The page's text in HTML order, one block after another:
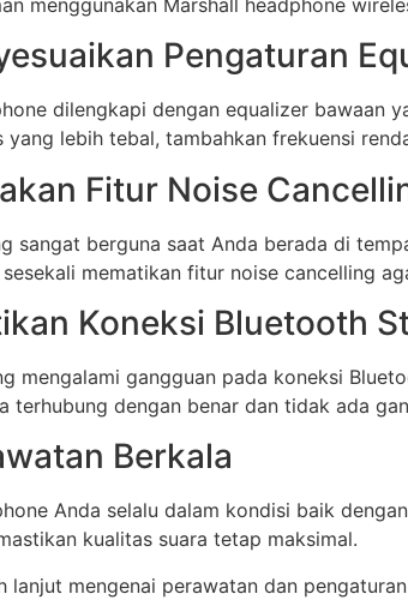
Pengaturan
dilengkapi dengan equalizer bawaan
yang lebih tebal, tambahkan frekuensi
Fitur Noise
sangat berguna saat Anda berada di
mematikan fitur noise cancelling
Koneksi Bluetooth
mengalami gangguan pada koneksi
terhubung dengan benar dan tidak ada
Berkala
Anda selalu dalam kondisi baik
kualitas suara tetap maksimal.
lanjut mengenai perawatan dan